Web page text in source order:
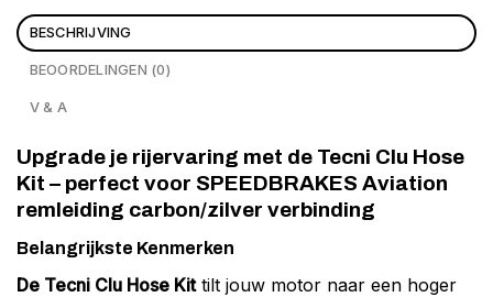
BESCHRIJVING
BEOORDELINGEN (0)
V & A
Upgrade je rijervaring met de Tecni Clu Hose
Kit – perfect voor SPEEDBRAKES Aviation
remleiding carbon/zilver verbinding
Belangrijkste Kenmerken
De Tecni Clu Hose Kittilt jouw motor naar een hoger